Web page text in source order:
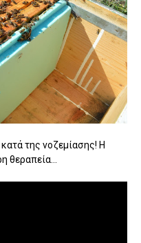
της νοζεμίασης! Η
θεραπεία...